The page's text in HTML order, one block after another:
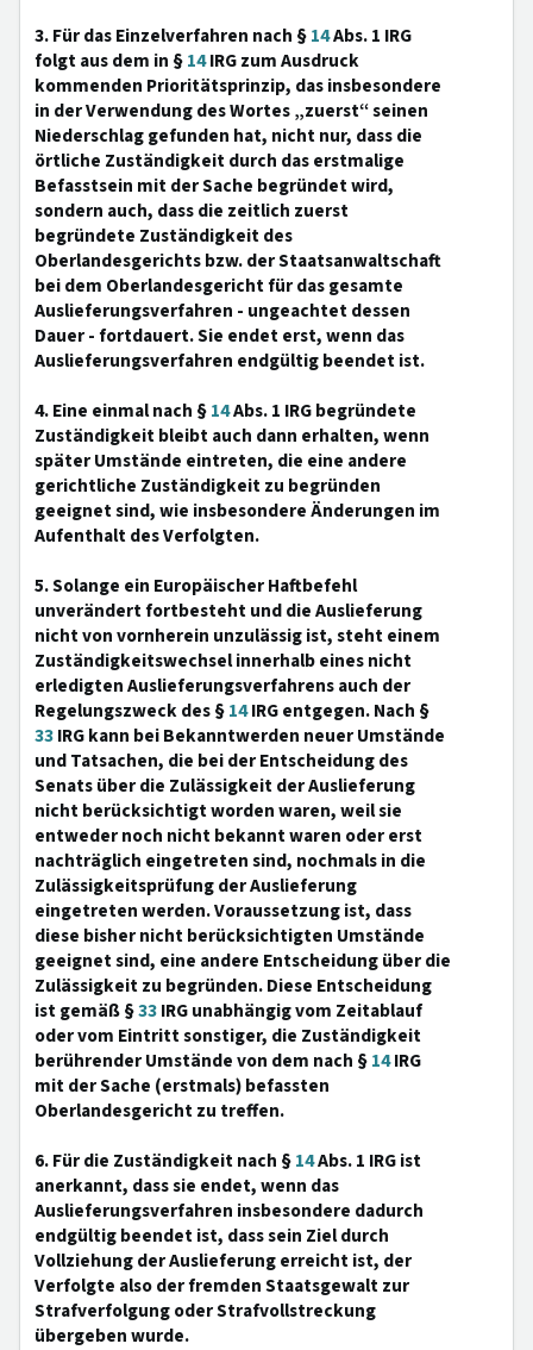
3. Für das Einzelverfahren nach §14Abs. 1 IRG
folgt aus dem in §14IRG zum Ausdruck
kommenden Prioritätsprinzip, das insbesondere
in der Verwendung des Wortes „zuerst“ seinen
Niederschlag gefunden hat, nicht nur, dass die
örtliche Zuständigkeit durch das erstmalige
Befasstsein mit der Sache begründet wird,
sondern auch, dass die zeitlich zuerst
begründete Zuständigkeit des
Oberlandesgerichts bzw. der Staatsanwaltschaft
bei dem Oberlandesgericht für das gesamte
Auslieferungsverfahren - ungeachtet dessen
Dauer - fortdauert. Sie endet erst, wenn das
Auslieferungsverfahren endgültig beendet ist.
4. Eine einmal nach §14Abs. 1 IRG begründete
Zuständigkeit bleibt auch dann erhalten, wenn
später Umstände eintreten, die eine andere
gerichtliche Zuständigkeit zu begründen
geeignet sind, wie insbesondere Änderungen im
Aufenthalt des Verfolgten.
5. Solange ein Europäischer Haftbefehl
unverändert fortbesteht und die Auslieferung
nicht von vornherein unzulässig ist, steht einem
Zuständigkeitswechsel innerhalb eines nicht
erledigten Auslieferungsverfahrens auch der
Regelungszweck des §14IRG entgegen. Nach §
33IRG kann bei Bekanntwerden neuer Umstände
und Tatsachen, die bei der Entscheidung des
Senats über die Zulässigkeit der Auslieferung
nicht berücksichtigt worden waren, weil sie
entweder noch nicht bekannt waren oder erst
nachträglich eingetreten sind, nochmals in die
Zulässigkeitsprüfung der Auslieferung
eingetreten werden. Voraussetzung ist, dass
diese bisher nicht berücksichtigten Umstände
geeignet sind, eine andere Entscheidung über die
Zulässigkeit zu begründen. Diese Entscheidung
ist gemäß §33IRG unabhängig vom Zeitablauf
oder vom Eintritt sonstiger, die Zuständigkeit
berührender Umstände von dem nach §14IRG
mit der Sache (erstmals) befassten
Oberlandesgericht zu treffen.
6. Für die Zuständigkeit nach §14Abs. 1 IRG ist
anerkannt, dass sie endet, wenn das
Auslieferungsverfahren insbesondere dadurch
endgültig beendet ist, dass sein Ziel durch
Vollziehung der Auslieferung erreicht ist, der
Verfolgte also der fremden Staatsgewalt zur
Strafverfolgung oder Strafvollstreckung
übergeben wurde.